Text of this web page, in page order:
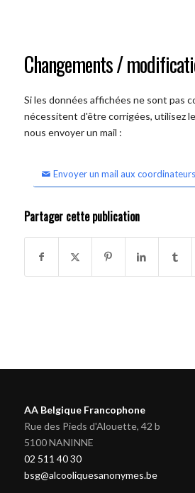
Changements /
Si les données affichées ne sont pas
nécessitent d'être corrigées, utilisez
nous envoyer un mail :
Envoyer un mail aux
Partager cette publication
AA Belgique Francophone
Rue des Pieds d'Alouette, 42 b
5100 NANINNE
02 511 40 30
bsg@alcooliquesanonymes.be